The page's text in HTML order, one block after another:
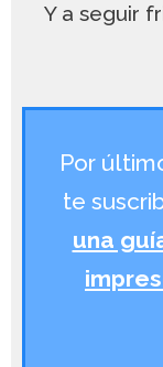
Y a seguir
Por
te
una